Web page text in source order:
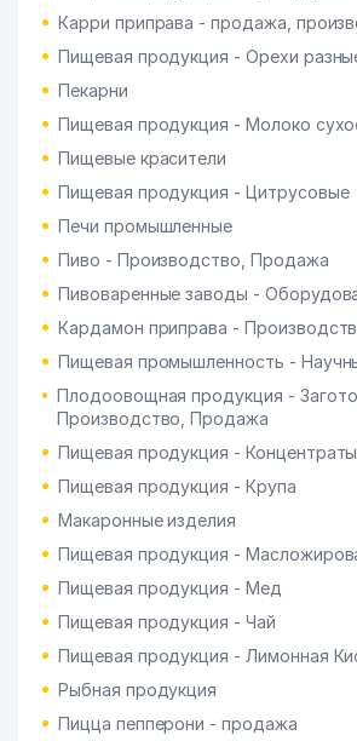
Карри приправа - продажа,
Пищевая продукция - Орехи
Пекарни
Пищевая продукция - Молоко
Пищевые красители
Пищевая продукция - Цитрусовые
Печи промышленные
Пиво - Производство, Продажа
Пивоваренные заводы -
Кардамон приправа -
Пищевая промышленность -
Плодоовощная продукция -
Производство, Продажа
Пищевая продукция - Концентраты
Пищевая продукция - Крупа
Макаронные изделия
Пищевая продукция -
Пищевая продукция - Мед
Пищевая продукция - Чай
Пищевая продукция - Лимонная
Рыбная продукция
Пицца пепперони - продажа